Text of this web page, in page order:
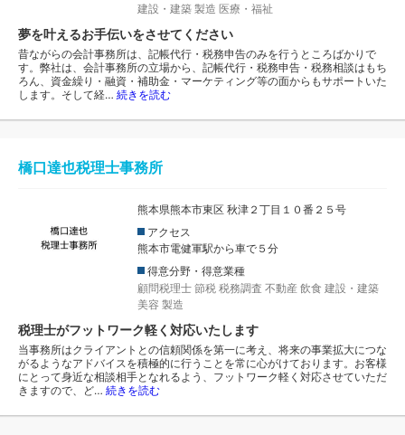
建設・建築 製造 医療・福祉
夢を叶えるお手伝いをさせてください
昔ながらの会計事務所は、記帳代行・税務申告のみを行うところばかりで
す。弊社は、会計事務所の立場から、記帳代行・税務申告・税務相談はもち
ろん、資金繰り・融資・補助金・マーケティング等の面からもサポートいた
します。そして経… 続きを読む
橋口達也税理士事務所
熊本県熊本市東区 秋津２丁目１０番２５号
アクセス
熊本市電健軍駅から車で５分
得意分野・得意業種
顧問税理士 節税 税務調査 不動産 飲食 建設・建築
美容 製造
税理士がフットワーク軽く対応いたします
当事務所はクライアントとの信頼関係を第一に考え、将来の事業拡大につな
がるようなアドバイスを積極的に行うことを常に心がけております。お客様
にとって身近な相談相手となれるよう、フットワーク軽く対応させていただ
きますので、ど… 続きを読む